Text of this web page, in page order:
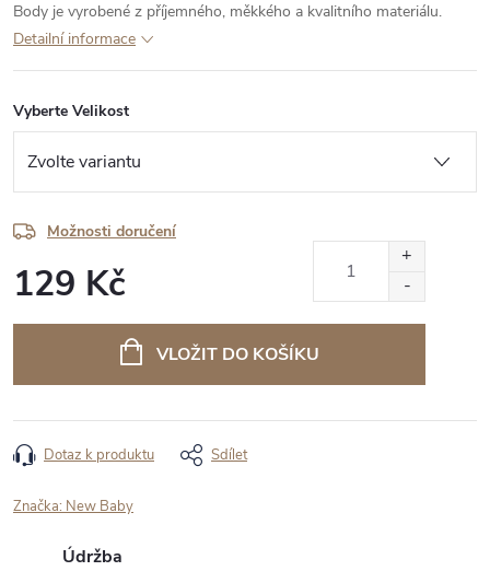
Body je vyrobené z příjemného, měkkého a kvalitního materiálu.
Detailní informace
Vyberte Velikost
Možnosti doručení
129 Kč
VLOŽIT DO KOŠÍKU
Dotaz k produktu Sdílet
Značka: New Baby
Údržba